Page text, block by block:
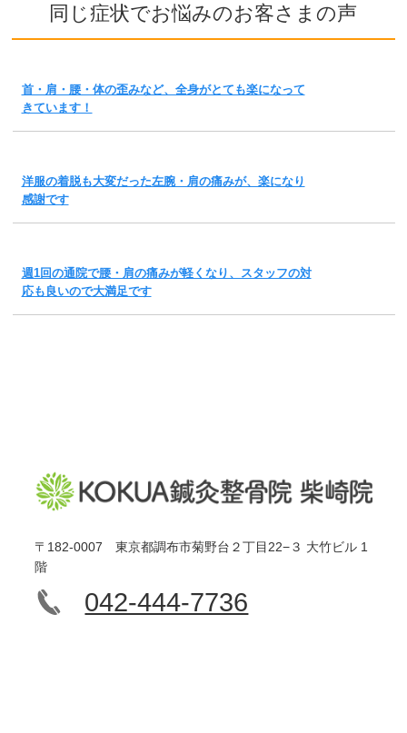
同じ症状でお悩みのお客さまの声
首・肩・腰・体の歪みなど、全身がとても楽になって
きています！
洋服の着脱も大変だった左腕・肩の痛みが、楽になり
感謝です
週1回の通院で腰・肩の痛みが軽くなり、スタッフの対
応も良いので大満足です
〒182-0007 東京都調布市菊野台２丁目22−３ 大竹ビル 1
階
042-444-7736